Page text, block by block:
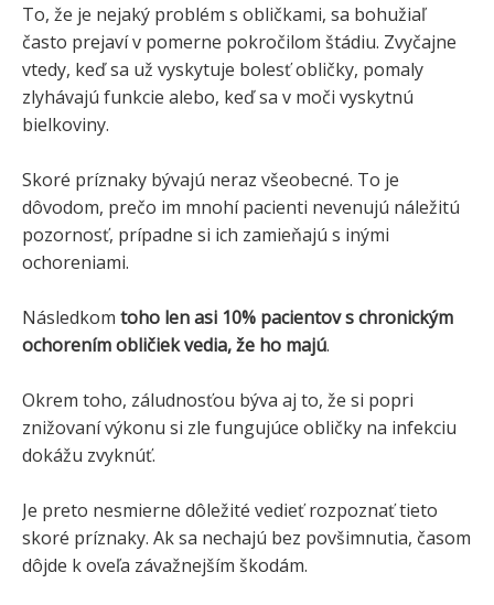
To, že je nejaký problém s obličkami, sa bohužiaľ
často prejaví v pomerne pokročilom štádiu. Zvyčajne
vtedy, keď sa už vyskytuje bolesť obličky, pomaly
zlyhávajú funkcie alebo, keď sa v moči vyskytnú
bielkoviny.
Skoré príznaky bývajú neraz všeobecné. To je
dôvodom, prečo im mnohí pacienti nevenujú náležitú
pozornosť, prípadne si ich zamieňajú s inými
ochoreniami.
Následkom toho len asi 10% pacientov s chronickým
ochorením obličiek vedia, že ho majú.
Okrem toho, záludnosťou býva aj to, že si popri
znižovaní výkonu si zle fungujúce obličky na infekciu
dokážu zvyknúť.
Je preto nesmierne dôležité vedieť rozpoznať tieto
skoré príznaky. Ak sa nechajú bez povšimnutia, časom
dôjde k oveľa závažnejším škodám.